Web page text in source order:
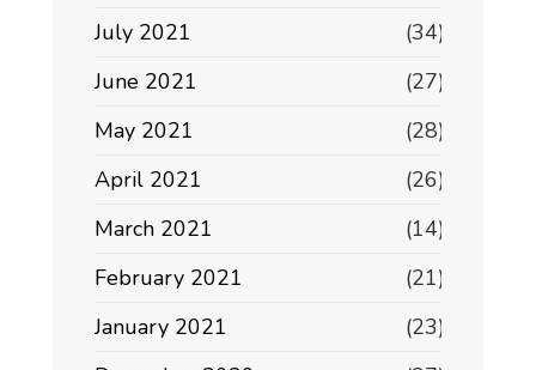
July 2021
(34)
June 2021
(27)
May 2021
(28)
April 2021
(26)
March 2021
(14)
February 2021
(21)
January 2021
(23)